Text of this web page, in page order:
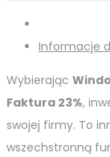
Informacje
Wybierając
Faktura 23%,
swojej firmy. To
wszechstronną